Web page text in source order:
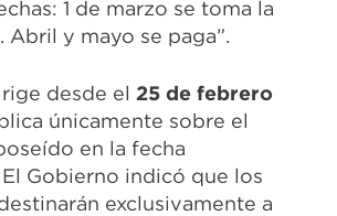
1 de marzo se toma la
Abril y mayo se paga”.
desde el 25 de febrero
únicamente sobre el
en la fecha
Gobierno indicó que los
exclusivamente a